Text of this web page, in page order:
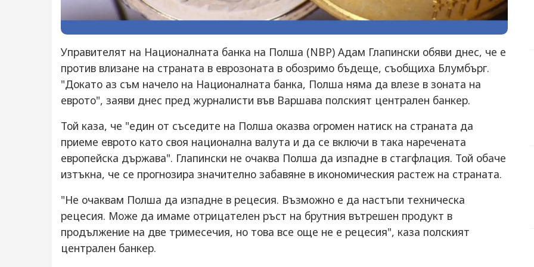
Управителят на Националната банка на Полша (NBP) Адам Глапински обяви днес, че е
против влизане на страната в еврозоната в обозримо бъдеще, съобщиха Блумбърг.
"Докато аз съм начело на Националната банка, Полша няма да влезе в зоната на
еврото", заяви днес пред журналисти във Варшава полският централен банкер.
Той каза, че "един от съседите на Полша оказва огромен натиск на страната да
приеме еврото като своя национална валута и да се включи в така наречената
европейска държава". Глапински не очаква Полша да изпадне в стагфлация. Той обаче
изтъкна, че се прогнозира значително забавяне в икономическия растеж на страната.
"Не очаквам Полша да изпадне в рецесия. Възможно е да настъпи техническа
рецесия. Може да имаме отрицателен ръст на брутния вътрешен продукт в
продължение на две тримесечия, но това все още не е рецесия", каза полският
централен банкер.